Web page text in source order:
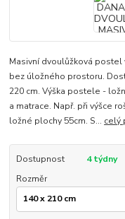
Masivní dvoulůžková postel
bez úložného prostoru.
220 cm. Výška postele -
a matrace. Např. při výšce
ložné plochy 55cm. S... celý
Dostupnost
4 týdny
Rozměr